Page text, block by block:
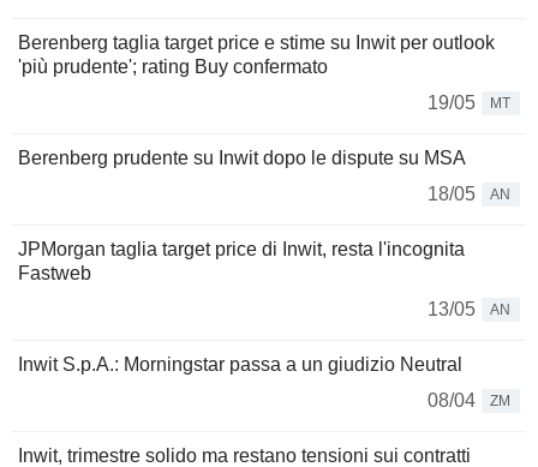
Berenberg taglia target price e stime su Inwit per outlook
'più prudente'; rating Buy confermato
19/05
MT
Berenberg prudente su Inwit dopo le dispute su MSA
18/05
AN
JPMorgan taglia target price di Inwit, resta l'incognita
Fastweb
13/05
AN
Inwit S.p.A.: Morningstar passa a un giudizio Neutral
08/04
ZM
Inwit, trimestre solido ma restano tensioni sui contratti